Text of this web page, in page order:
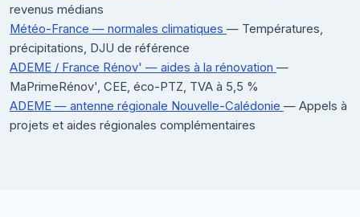
revenus médians
Météo-France — normales climatiques — Températures,
précipitations, DJU de référence
ADEME / France Rénov' — aides à la rénovation —
MaPrimeRénov', CEE, éco-PTZ, TVA à 5,5 %
ADEME — antenne régionale Nouvelle-Calédonie — Appels à
projets et aides régionales complémentaires